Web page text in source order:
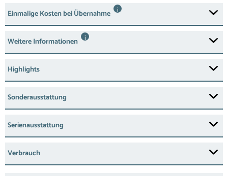
Einmalige Kosten bei Übernahme i
Weitere Informationen i
Highlights
Sonderausstattung
Serienausstattung
Verbrauch